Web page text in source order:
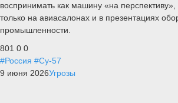
воспринимать как машину «на перспективу»,
только на авиасалонах и в презентациях
промышленности.
801 0 0
#Россия #Су-57
9 июня 2026Угрозы